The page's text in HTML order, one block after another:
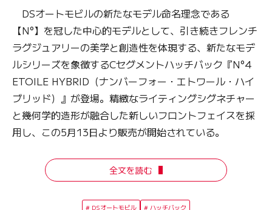
DSオートモビルの新たなモデル命名理念である
【N°】を冠した中心的モデルとして、引き続きフレンチ
ラグジュアリーの美学と創造性を体現する、新たなモデ
ルシリーズを象徴するCセグメントハッチバック『N°4
ETOILE HYBRID（ナンバーフォー・エトワール・ハイ
ブリッド）』が登場。精緻なライティングシグネチャー
と幾何学的造形が融合した新しいフロントフェイスを採
用し、この5月13日より販売が開始されている。
全文を読む
DSオートモビル ハッチバック